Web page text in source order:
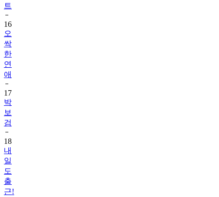
트
16
오
싹
한
연
애
17
박
보
검
18
내
일
도
출
근!